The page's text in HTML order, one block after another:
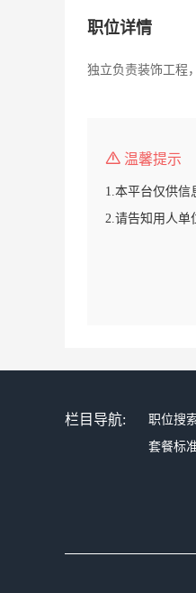
职位详情
独立负责装饰工程
温馨提示
1.本平台仅供信
2.请告知用人单
栏目导航: 职位搜
套餐标